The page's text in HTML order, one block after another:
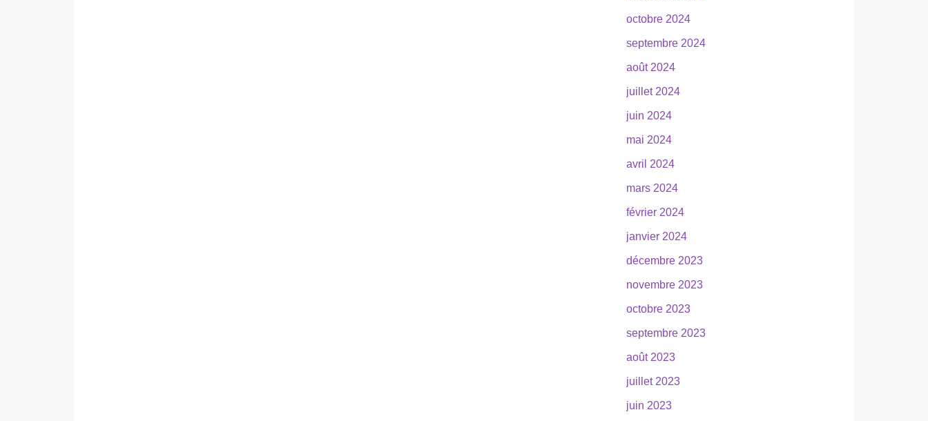
octobre 2024
septembre 2024
août 2024
juillet 2024
juin 2024
mai 2024
avril 2024
mars 2024
février 2024
janvier 2024
décembre 2023
novembre 2023
octobre 2023
septembre 2023
août 2023
juillet 2023
juin 2023